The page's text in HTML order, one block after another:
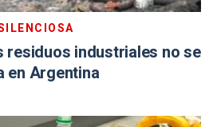
residuos industriales no se
en Argentina